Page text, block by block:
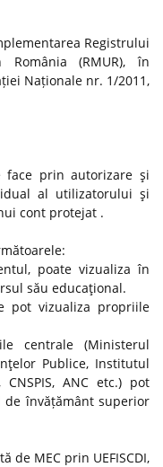
Registrului
(RMUR), în
Naționale nr. 1/2011,
face prin autorizare şi
al utilizatorului şi
cont protejat .
poate vizualiza în
său educaţional.
pot vizualiza propriile
centrale (Ministerul
Publice, Institutul
CNSPIS, ANC etc.) pot
învățământ superior
de MEC prin UEFISCDI,